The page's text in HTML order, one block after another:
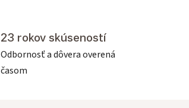
23 rokov skúseností
Odbornosť a dôvera overená
časom